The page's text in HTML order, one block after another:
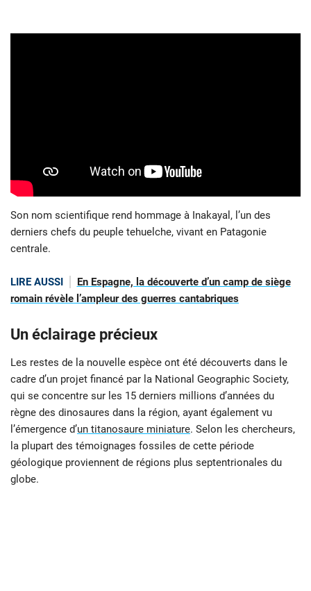
Son nom scientifique rend hommage à Inakayal, l’un des
derniers chefs du peuple tehuelche, vivant en Patagonie
centrale.
LIRE AUSSI
En Espagne, la découverte d’un camp de siège
romain révèle l’ampleur des guerres cantabriques
Un éclairage précieux
Les restes de la nouvelle espèce ont été découverts dans le
cadre d’un projet financé par la National Geographic Society,
qui se concentre sur les 15 derniers millions d’années du
règne des dinosaures dans la région, ayant également vu
l’émergence d’un titanosaure miniature. Selon les chercheurs,
la plupart des témoignages fossiles de cette période
géologique proviennent de régions plus septentrionales du
globe.